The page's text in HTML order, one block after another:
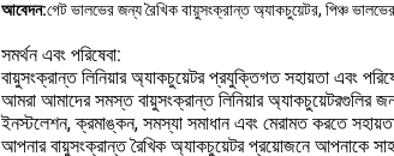
আবেদন:গেট ভালভের জন্য রৈখিক বায়ুসংক্রান্ত অ্যাকচুয়েটর, পিঞ্চ
সমর্থন এবং পরিষেবা:
বায়ুসংক্রান্ত লিনিয়ার অ্যাকচুয়েটর প্রযুক্তিগত সহায়তা এবং
আমরা আমাদের সমস্ত বায়ুসংক্রান্ত লিনিয়ার
ইনস্টলেশন, ক্রমাঙ্কন, সমস্যা সমাধান এবং মেরামত করতে
আপনার বায়ুসংক্রান্ত রৈখিক অ্যাকচুয়েটর প্রয়োজনে আপনাকে